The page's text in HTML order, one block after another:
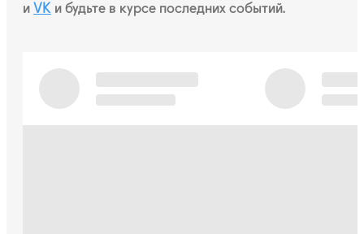
и VK и будьте в курсе последних событий.